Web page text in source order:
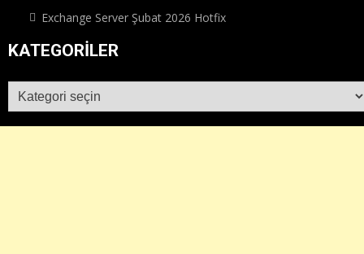
Exchange Server Şubat 2026 Hotfix
KATEGORILER